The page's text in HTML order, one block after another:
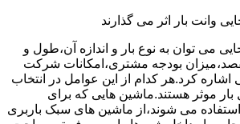
وانت بار اثر می گذارند
می توان به نوع بار و اندازه آن،طول و
بودجه مشتری،امکانات شرکت
اشاره کرد.هر کدام از این عوامل در انتخاب
موثر هستند.ماشین هایی که برای
می شوند،از ماشین های سبک باربری